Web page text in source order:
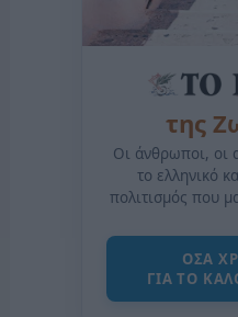
της
Οι άνθρωποι, οι
το ελληνικό
πολιτισμός που
ΟΣΑ
ΓΙΑ ΤΟ